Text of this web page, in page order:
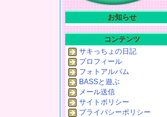
お知らせ
コンテンツ
サキっちょの日記
プロフィール
フォトアルバム
BASSと遊ぶ
メール送信
サイトポリシー
プライバシーポリシー